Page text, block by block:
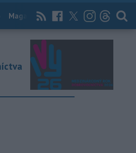
Magazín News Now Archív